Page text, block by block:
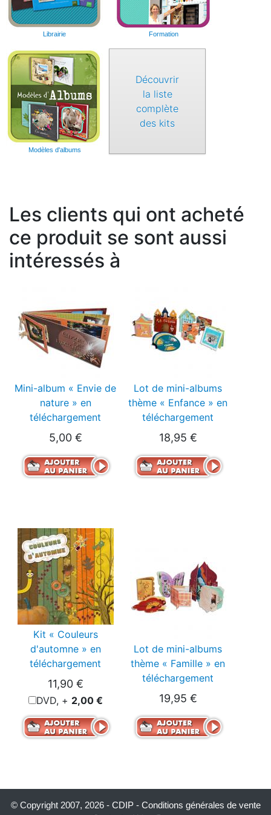
Librairie Formation
Modèles d'albums
Découvrir
la liste
complète
des kits
Les clients qui ont acheté
ce produit se sont aussi
intéressés à
Mini-album « Envie de
nature » en
téléchargement
5,00 €
Lot de mini-albums
thème « Enfance » en
téléchargement
18,95 €
Kit « Couleurs
d'automne » en
téléchargement
11,90 €
DVD, + 2,00 €
Lot de mini-albums
thème « Famille » en
téléchargement
19,95 €
© Copyright 2007, 2026 - CDIP- Conditions générales de vente